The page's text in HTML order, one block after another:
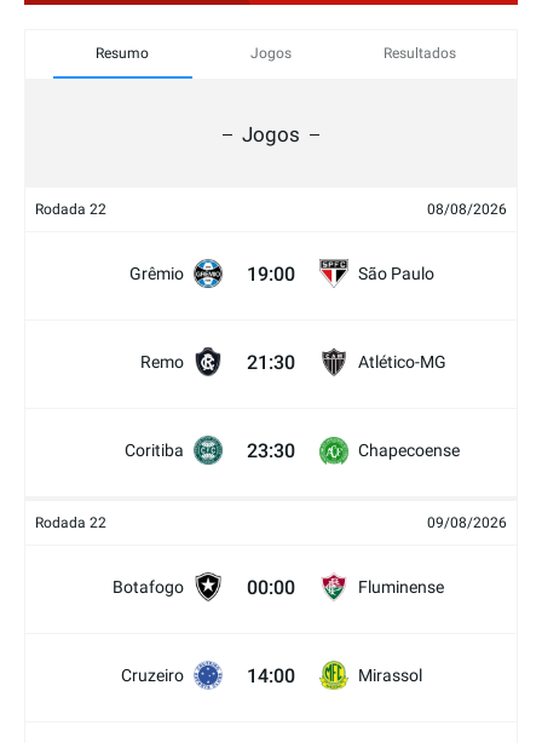
Resumo Jogos Resultados
Jogos
Rodada 22 08/08/2026
Grêmio 19:00 São Paulo
Remo 21:30 Atlético-MG
Coritiba 23:30 Chapecoense
Rodada 22 09/08/2026
Botafogo 00:00 Fluminense
Cruzeiro 14:00 Mirassol